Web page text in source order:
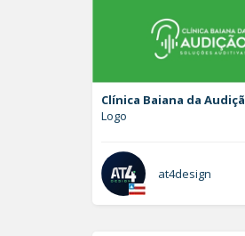
Clínica Baiana da
Logo
at4design